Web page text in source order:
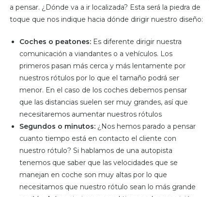
a pensar. ¿Dónde va a ir localizada? Esta será la piedra de
toque que nos indique hacia dónde dirigir nuestro diseño:
Coches o peatones: Es diferente dirigir nuestra
comunicación a viandantes o a vehículos. Los
primeros pasan más cerca y más lentamente por
nuestros rótulos por lo que el tamaño podrá ser
menor. En el caso de los coches debemos pensar
que las distancias suelen ser muy grandes, así que
necesitaremos aumentar nuestros rótulos
Segundos o minutos: ¿Nos hemos parado a pensar
cuanto tiempo está en contacto el cliente con
nuestro rótulo? Si hablamos de una autopista
tenemos que saber que las velocidades que se
manejan en coche son muy altas por lo que
necesitamos que nuestro rótulo sean lo más grande